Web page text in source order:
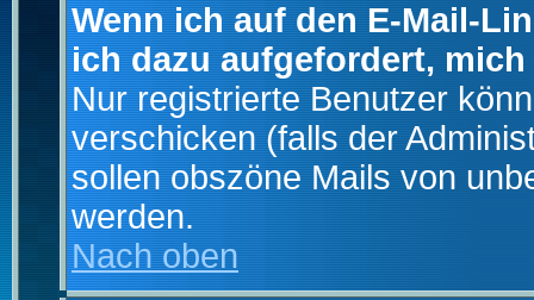
Wenn ich auf den E-Mail-
ich dazu aufgefordert,
Nur registrierte Benutzer
verschicken (falls der
sollen obszöne Mails von
werden.
Nach oben